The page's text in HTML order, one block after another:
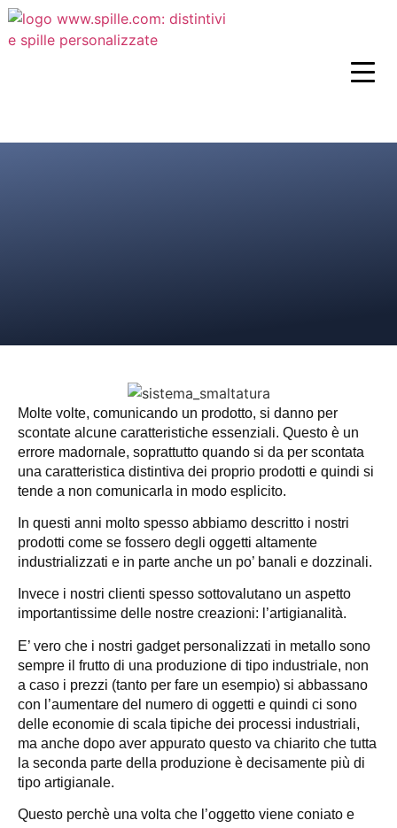
Molte volte, comunicando un prodotto, si danno per
scontate alcune caratteristiche essenziali. Questo è un
errore madornale, soprattutto quando si da per scontata
una caratteristica distintiva dei proprio prodotti e quindi si
tende a non comunicarla in modo esplicito.
In questi anni molto spesso abbiamo descritto i nostri
prodotti come se fossero degli oggetti altamente
industrializzati e in parte anche un po’ banali e dozzinali.
Invece i nostri clienti spesso sottovalutano un aspetto
importantissime delle nostre creazioni: l’artigianalità.
E’ vero che i nostri gadget personalizzati in metallo sono
sempre il frutto di una produzione di tipo industriale, non
a caso i prezzi (tanto per fare un esempio) si abbassano
con l’aumentare del numero di oggetti e quindi ci sono
delle economie di scala tipiche dei processi industriali,
ma anche dopo aver appurato questo va chiarito che tutta
la seconda parte della produzione è decisamente più di
tipo artigianale.
Questo perchè una volta che l’oggetto viene coniato e